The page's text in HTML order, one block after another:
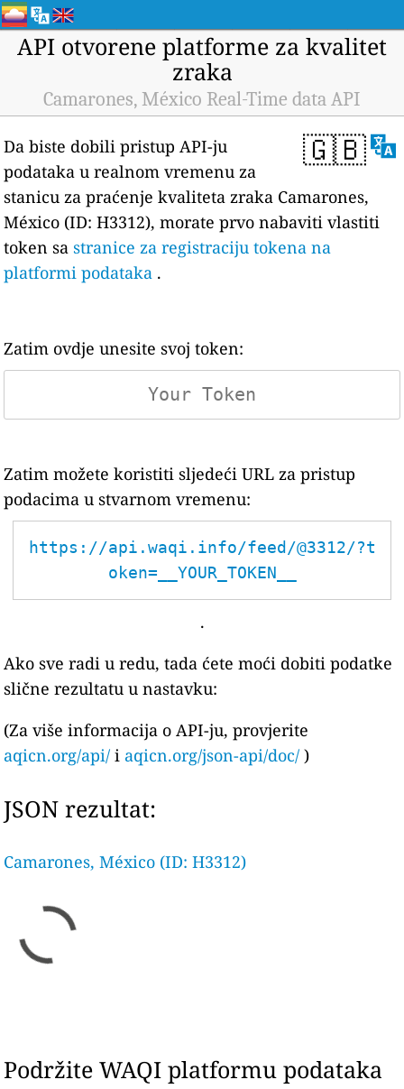
API otvorene platforme za kvalitet
zraka
Camarones, México Real-Time data API
🇬🇧
Da biste dobili pristup API-ju
podataka u realnom vremenu za
stanicu za praćenje kvaliteta zraka Camarones,
México (ID: H3312), morate prvo nabaviti vlastiti
token sastranice za registraciju tokena na
platformi podataka .
Zatim ovdje unesite svoj token:
Zatim možete koristiti sljedeći URL za pristup
podacima u stvarnom vremenu:
https://api.waqi.info/feed/@3312/?t
oken=__YOUR_TOKEN__
.
Ako sve radi u redu, tada ćete moći dobiti podatke
slične rezultatu u nastavku:
(Za više informacija o API-ju, provjerite
aqicn.org/api/ i aqicn.org/json-api/doc/ )
JSON rezultat:
Camarones, México (ID: H3312)
Podržite WAQI platformu podataka